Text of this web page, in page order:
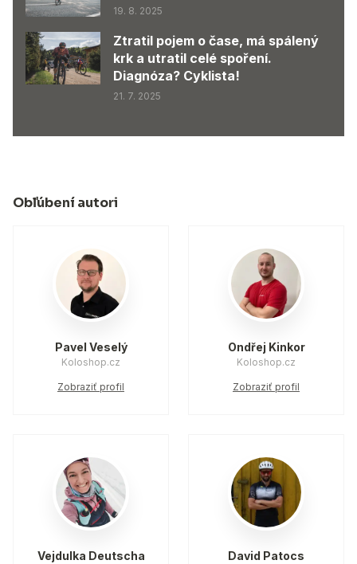
19. 8. 2025
Ztratil pojem o čase, má spálený
krk a utratil celé spoření.
Diagnóza? Cyklista!
21. 7. 2025
Obľúbení autori
Pavel Veselý
Koloshop.cz
Zobraziť profil
Ondřej Kinkor
Koloshop.cz
Zobraziť profil
Vejdulka Deutscha David Patocs